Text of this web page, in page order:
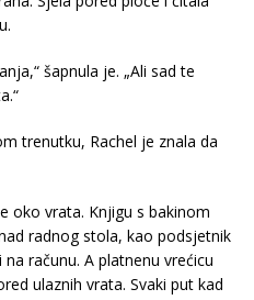
šapnula je. „Ali sad te
trenutku, Rachel je znala da
oko vrata. Knjigu s bakinom
radnog stola, kao podsjetnik
računu. A platnenu vrećicu
ulaznih vrata. Svaki put kad